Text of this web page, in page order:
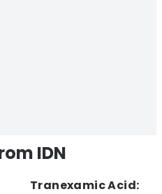
IDN
Tranexamic Acid: